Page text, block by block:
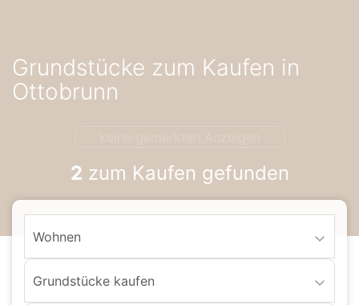
zur
Navigation
zum
Grundstücke zum Kaufen in
Ottobrunn
2 zum Kaufen gefunden
Wohnen
Grundstücke kaufen